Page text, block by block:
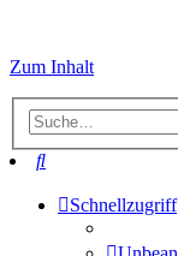
Zum Inhalt
Suche
Schnellzugriff